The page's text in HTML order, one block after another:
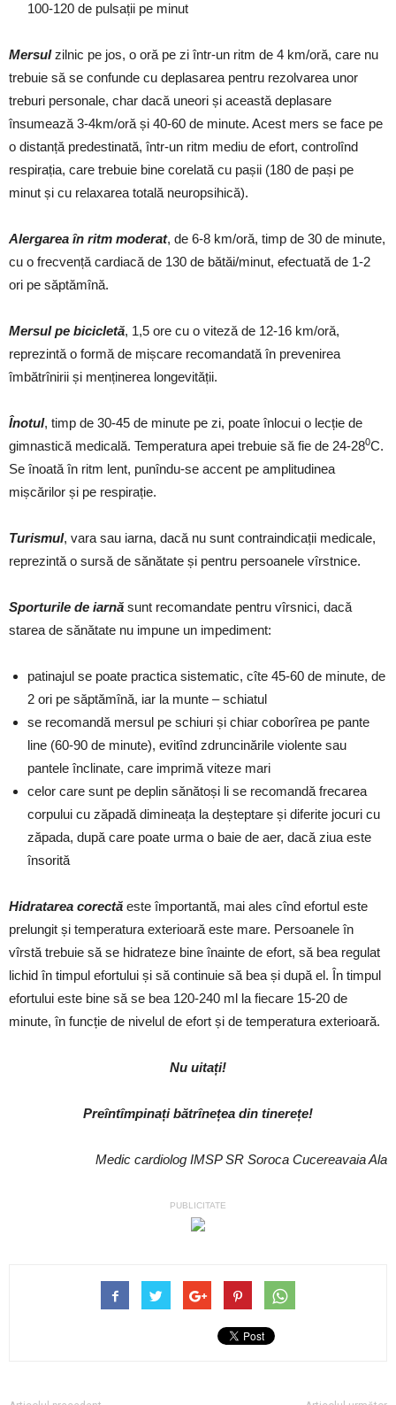
100-120 de pulsații pe minut
Mersulzilnic pe jos, o oră pe zi într-un ritm de 4 km/oră, care nu
trebuie să se confunde cu deplasarea pentru rezolvarea unor
treburi personale, char dacă uneori și această deplasare
însumează 3-4km/oră și 40-60 de minute. Acest mers se face pe
o distanță predestinată, într-un ritm mediu de efort, controlînd
respirația, care trebuie bine corelată cu pașii (180 de pași pe
minut și cu relaxarea totală neuropsihică).
Alergarea în ritm moderat, de 6-8 km/oră, timp de 30 de minute,
cu o frecvență cardiacă de 130 de bătăi/minut, efectuată de 1-2
ori pe săptămînă.
Mersul pe bicicletă, 1,5 ore cu o viteză de 12-16 km/oră,
reprezintă o formă de mișcare recomandată în prevenirea
îmbătrînirii și menținerea longevității.
Înotul, timp de 30-45 de minute pe zi, poate înlocui o lecție de
gimnastică medicală. Temperatura apei trebuie să fie de 24-280C.
Se înoată în ritm lent, punîndu-se accent pe amplitudinea
mișcărilor și pe respirație.
Turismul, vara sau iarna, dacă nu sunt contraindicații medicale,
reprezintă o sursă de sănătate și pentru persoanele vîrstnice.
Sporturile de iarnă sunt recomandate pentru vîrsnici, dacă
starea de sănătate nu impune un impediment:
patinajul se poate practica sistematic, cîte 45-60 de minute, de
2 ori pe săptămînă, iar la munte – schiatul
se recomandă mersul pe schiuri și chiar coborîrea pe pante
line (60-90 de minute), evitînd zdruncinările violente sau
pantele înclinate, care imprimă viteze mari
celor care sunt pe deplin sănătoși li se recomandă frecarea
corpului cu zăpadă dimineața la deșteptare și diferite jocuri cu
zăpada, după care poate urma o baie de aer, dacă ziua este
însorită
Hidratarea corectă este împortantă, mai ales cînd efortul este
prelungit și temperatura exterioară este mare. Persoanele în
vîrstă trebuie să se hidrateze bine înainte de efort, să bea regulat
lichid în timpul efortului și să continuie să bea și după el. În timpul
efortului este bine să se bea 120-240 ml la fiecare 15-20 de
minute, în funcție de nivelul de efort și de temperatura exterioară.
Nu uitați!
Preîntîmpinați bătrînețea din tinerețe!
Medic cardiolog IMSP SR Soroca Cucereavaia Ala
PUBLICITATE